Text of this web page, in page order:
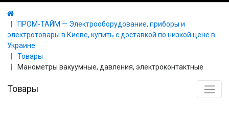
ПРОМ-ТАЙМ — Электрооборудование, приборы и
электротовары в Киеве, купить с доставкой по низкой цене в
Украине
Товары
Манометры вакуумные, давления, электроконтактные
Товары